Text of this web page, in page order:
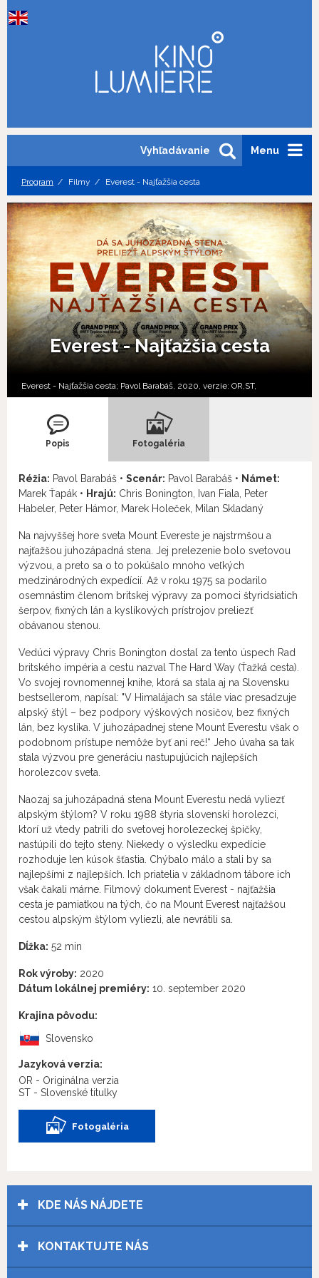
Menu
Vyhľadávanie
Program Filmy Everest - Najťažšia cesta
Everest - Najťažšia cesta
Everest - Najťažšia cesta; Pavol Barabáš, 2020, verzie: OR, ST,
Popis Fotogaléria
Réžia: Pavol Barabáš • Scenár: Pavol Barabáš • Námet:
Marek Ťapák • Hrajú: Chris Bonington, Ivan Fiala, Peter
Habeler, Peter Hámor, Marek Holeček, Milan Skladaný
Na najvyššej hore sveta Mount Evereste je najstrmšou a
najťažšou juhozápadná stena. Jej prelezenie bolo svetovou
výzvou, a preto sa o to pokúšalo mnoho veľkých
medzinárodných expedícií. Až v roku 1975 sa podarilo
osemnástim členom britskej výpravy za pomoci štyridsiatich
šerpov, fixných lán a kyslíkových prístrojov preliezť
obávanou stenou.
Vedúci výpravy Chris Bonington dostal za tento úspech Rad
britského impéria a cestu nazval The Hard Way (Ťažká cesta).
Vo svojej rovnomennej knihe, ktorá sa stala aj na Slovensku
bestsellerom, napísal: "V Himalájach sa stále viac presadzuje
alpský štýl – bez podpory výškových nosičov, bez fixných
lán, bez kyslíka. V juhozápadnej stene Mount Everestu však o
podobnom prístupe nemôže byť ani reč!“ Jeho úvaha sa tak
stala výzvou pre generáciu nastupujúcich najlepších
horolezcov sveta.
Naozaj sa juhozápadná stena Mount Everestu nedá vyliezť
alpským štýlom? V roku 1988 štyria slovenskí horolezci,
ktorí už vtedy patrili do svetovej horolezeckej špičky,
nastúpili do tejto steny. Niekedy o výsledku expedície
rozhoduje len kúsok šťastia. Chýbalo málo a stali by sa
najlepšími z najlepších. Ich priatelia v základnom tábore ich
však čakali márne. Filmový dokument Everest - najťažšia
cesta je pamiatkou na tých, čo na Mount Everest najťažšou
cestou alpským štýlom vyliezli, ale nevrátili sa.
Dĺžka: 52 min
Rok výroby: 2020
Dátum lokálnej premiéry: 10. september 2020
Krajina pôvodu:
Slovensko
Jazyková verzia:
OR - Originálna verzia
ST - Slovenské titulky
Fotogaléria
KDE NÁS NÁJDETE
KONTAKTUJTE NÁS